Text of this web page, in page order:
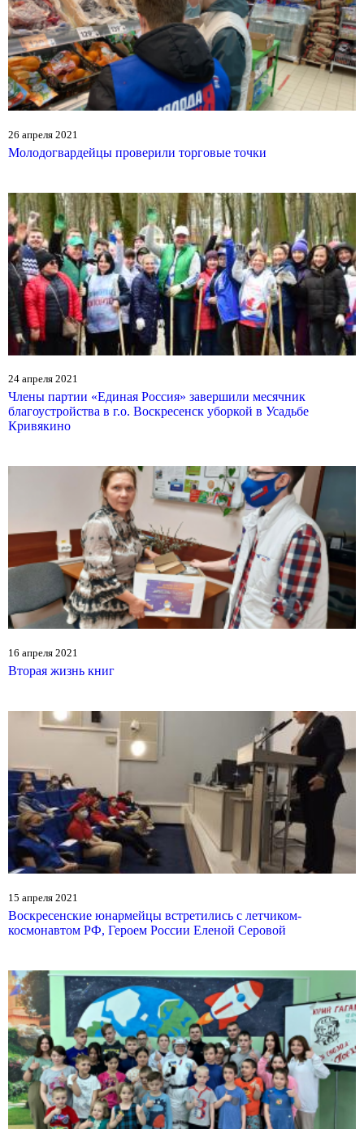
26 апреля 2021
Молодогвардейцы проверили торговые точки
24 апреля 2021
Члены партии «Единая Россия» завершили месячник
благоустройства в г.о. Воскресенск уборкой в Усадьбе
Кривякино
16 апреля 2021
Вторая жизнь книг
15 апреля 2021
Воскресенские юнармейцы встретились с летчиком-
космонавтом РФ, Героем России Еленой Серовой